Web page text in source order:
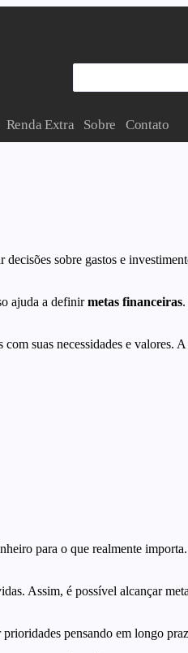
Renda Extra Sobre Contato
decisões sobre gastos e
ajuda a definirmetas financeiras
suas necessidades e valores.
para o que realmente
Assim, é possível alcançar
pensando em longo